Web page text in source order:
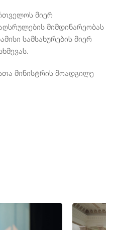
მიერ
მიმდინარეობას
სამსახურების მიერ
მინისტრის მოადგილე